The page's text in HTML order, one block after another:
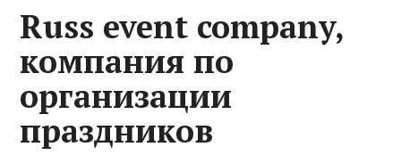
Russ event company,
компания по
организации
праздников